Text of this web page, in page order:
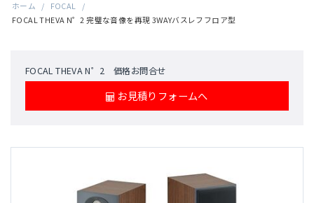
ホーム / FOCAL
/
FOCAL THEVA N゜2 完璧な音像を再現 3WAYバスレフフロア型
FOCAL THEVA N゜2 価格お問合せ
お見積りフォームへ